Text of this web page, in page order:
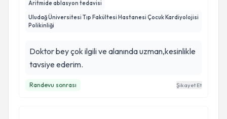
Aritmide ablasyon tedavisi
Uludağ Üniversitesi Tıp Fakültesi Hastanesi Çocuk Kardiyolojisi
Polikinliği
Doktor bey çok ilgili ve alanında uzman,kesinlikle
tavsiye ederim.
Randevu sonrası Şikayet Et